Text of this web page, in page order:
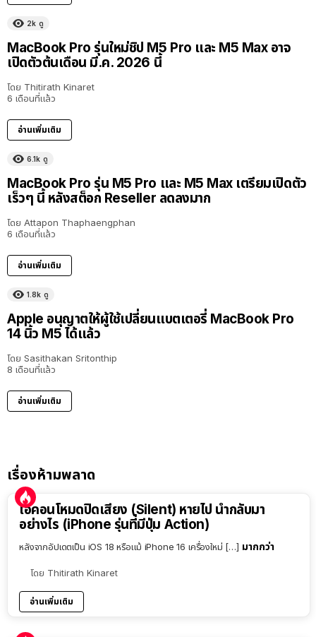
2k ดู
MacBook Pro รุ่นใหม่ชิป M5 Pro และ M5 Max อาจ
เปิดตัวต้นเดือน มี.ค. 2026 นี้
โดย Thitirath Kinaret
6 เดือนที่แล้ว
อ่านเพิ่มเติม
6.1k ดู
MacBook Pro รุ่น M5 Pro และ M5 Max เตรียมเปิดตัว
เร็วๆ นี้ หลังสต็อก Reseller ลดลงมาก
โดย Attapon Thaphaengphan
6 เดือนที่แล้ว
อ่านเพิ่มเติม
1.8k ดู
Apple อนุญาตให้ผู้ใช้เปลี่ยนแบตเตอรี่ MacBook Pro
14 นิ้ว M5 ได้แล้ว
โดย Sasithakan Sritonthip
8 เดือนที่แล้ว
อ่านเพิ่มเติม
เรื่องห้ามพลาด
ไอคอนโหมดปิดเสียง (Silent) หายไป นำกลับมา
อย่างไร (iPhone รุ่นที่มีปุ่ม Action)
หลังจากอัปเดตเป็น iOS 18 หรือแม้ iPhone 16 เครื่องใหม่ […] มากกว่า
โดย Thitirath Kinaret
อ่านเพิ่มเติม